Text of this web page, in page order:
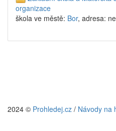
organizace
škola ve městě: Bor, adresa:
2024 © Prohledej.cz / Návody na